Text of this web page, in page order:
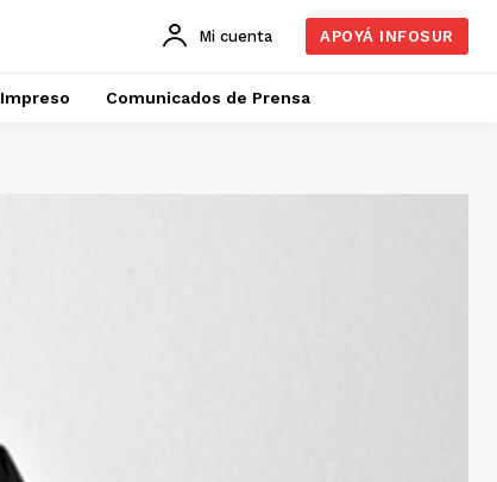
Mi cuenta APOYÁ INFOSUR
Impreso Comunicados de Prensa